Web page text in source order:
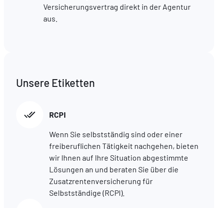
Versicherungsvertrag direkt in der Agentur
aus.
Unsere Etiketten
RCPI
Wenn Sie selbstständig sind oder einer
freiberuflichen Tätigkeit nachgehen, bieten
wir Ihnen auf Ihre Situation abgestimmte
Lösungen an und beraten Sie über die
Zusatzrentenversicherung für
Selbstständige (RCPI).